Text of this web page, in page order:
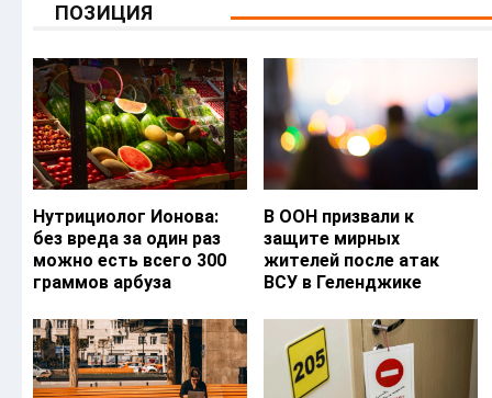
ПОЗИЦИЯ
Нутрициолог Ионова:
без вреда за один раз
можно есть всего 300
граммов арбуза
В ООН призвали к
защите мирных
жителей после атак
ВСУ в Геленджике